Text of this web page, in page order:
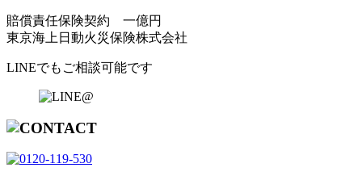
賠償責任保険契約 一億円
東京海上日動火災保険株式会社
LINEでもご相談可能です